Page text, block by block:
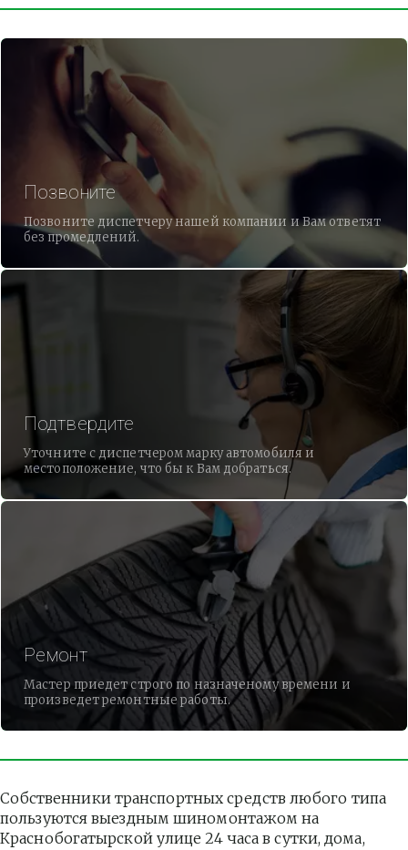
Позвоните
Позвоните диспетчеру нашей компании и Вам ответят
без промедлений.
Подтвердите
Уточните с диспетчером марку автомобиля и
местоположение, что бы к Вам добраться.
Ремонт
Мастер приедет строго по назначеному времени и
произведет ремонтные работы.
Собственники транспортных средств любого типа
пользуются выездным шиномонтажом на
Краснобогатырской улице 24 часа в сутки, дома,